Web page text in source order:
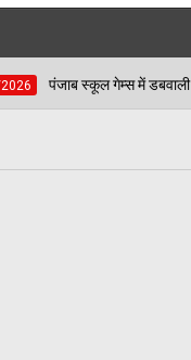
में डबवाली टीटी अकादमी का